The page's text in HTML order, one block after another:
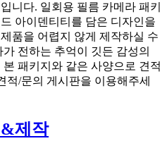
니다. 일회용 필름 카메라 패키
아이덴티티를 담은 디자인을
품을 어렵지 않게 제작하실 수
전하는 추억이 깃든 감성의
패키지와 같은 사양으로 견적
/문의 게시판을 이용해주세
제작